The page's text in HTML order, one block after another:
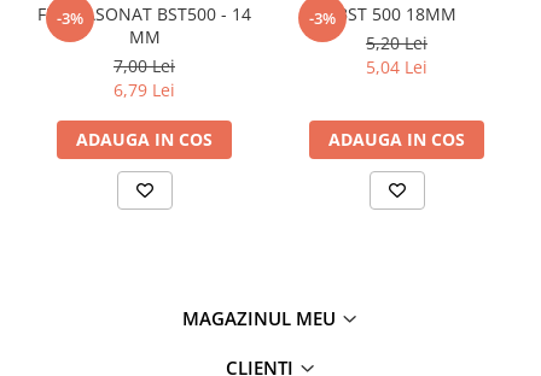
-3%
FIER FASONAT BST500 - 14
MM
7,00 Lei
6,79 Lei
ADAUGA IN COS
-3% BST 500 18MM
5,20 Lei
5,04 Lei
ADAUGA IN COS
MAGAZINUL MEU
CLIENTI